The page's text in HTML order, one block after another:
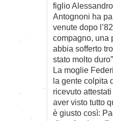
figlio
Antognoni ha
venute dopo
compagno, una
abbia sofferto
stato molto
La moglie
la gente colpita
ricevuto
aver visto tutto
è giusto così: